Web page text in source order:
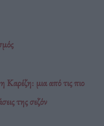
μια από τις πιο
της σεζόν